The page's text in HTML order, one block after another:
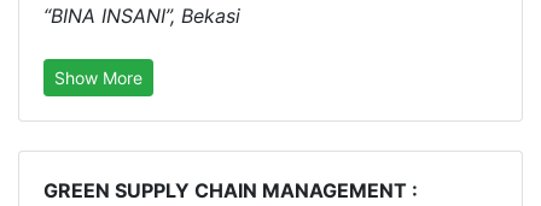
“BINA INSANI”, Bekasi
Show More
GREEN SUPPLY CHAIN MANAGEMENT :